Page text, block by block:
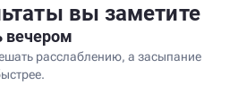
вы заметите
вечером
расслаблению, а засыпание